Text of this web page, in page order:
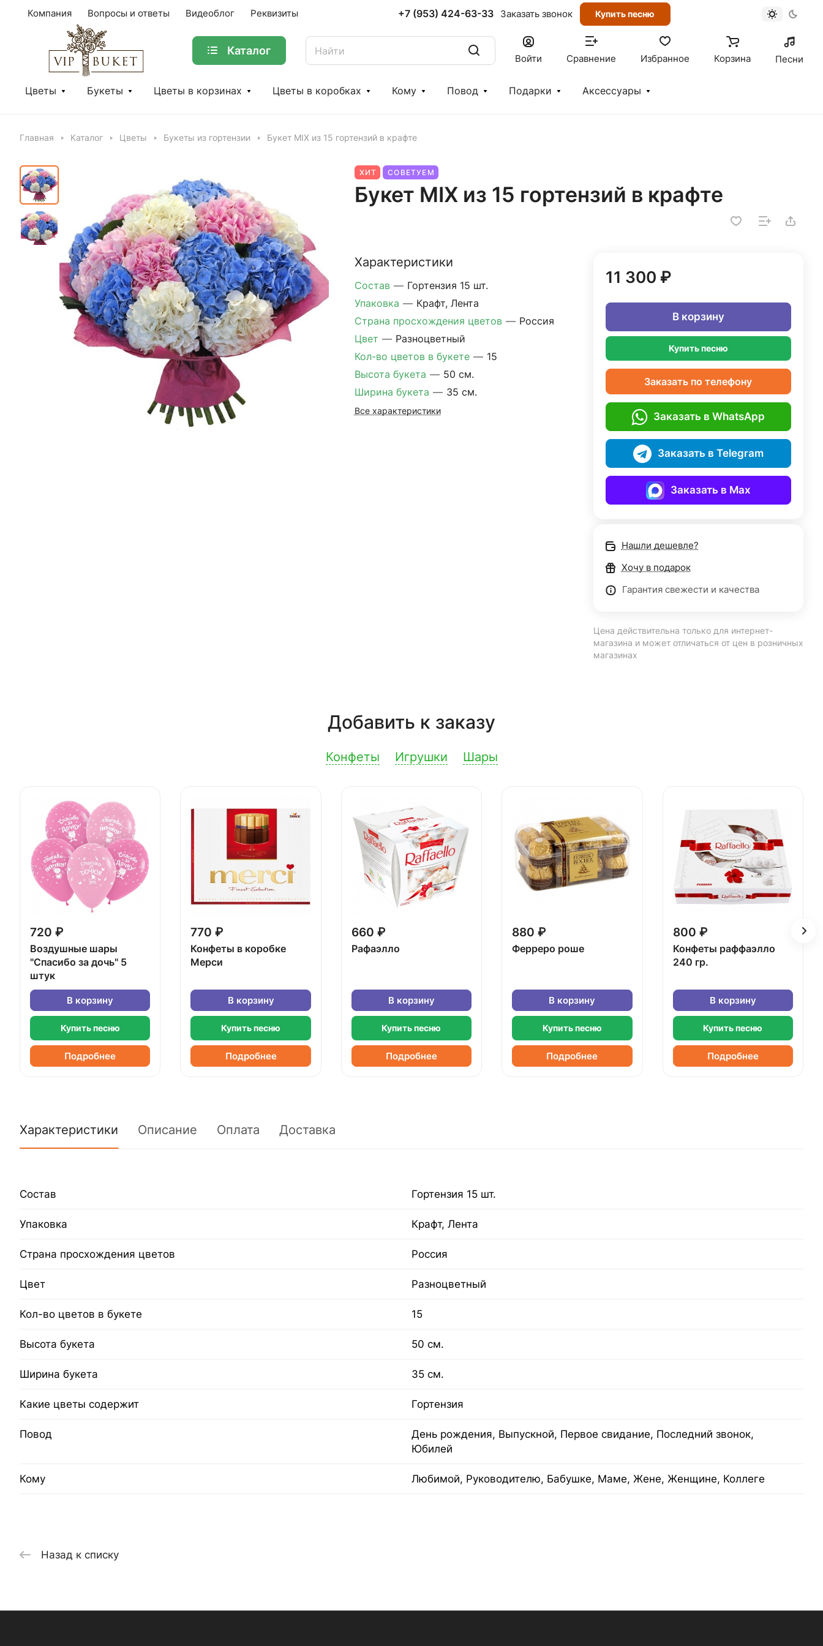
Компания Вопросы и ответы Видеоблог Реквизиты +7 (953) 424-63-33 Заказать звонок Купить песню
Каталог
Войти Сравнение Избранное Корзина Песни
Цветы Букеты Цветы в корзинах Цветы в коробках Кому Повод Подарки Аксессуары
Главная Каталог Цветы Букеты из гортензии Букет MIX из 15 гортензий в крафте
ХИТ СОВЕТУЕМ
Букет MIX из 15 гортензий в крафте
Характеристики
Состав — Гортензия 15 шт.
Упаковка — Крафт, Лента
Страна просхождения цветов — Россия
Цвет — Разноцветный
Кол-во цветов в букете — 15
Высота букета — 50 см.
Ширина букета — 35 см.
Все характеристики
11 300 ₽
В корзину
Купить песню
Заказать по телефону
Заказать в WhatsApp
Заказать в Telegram
Заказать в Max
Нашли дешевле?
Хочу в подарок
Гарантия свежести и качества
Цена действительна только для интернет-
магазина и может отличаться от цен в розничных
магазинах
Добавить к заказу
Конфеты Игрушки Шары
720 ₽
Воздушные шары
"Спасибо за дочь" 5
штук
В корзину
Купить песню
Подробнее
770 ₽
Конфеты в коробке
Мерси
В корзину
Купить песню
Подробнее
660 ₽
Рафаэлло
В корзину
Купить песню
Подробнее
880 ₽
Ферреро роше
В корзину
Купить песню
Подробнее
800 ₽
Конфеты раффаэлло
240 гр.
В корзину
Купить песню
Подробнее
Характеристики Описание Оплата Доставка
Состав Гортензия 15 шт.
Упаковка Крафт, Лента
Страна просхождения цветов Россия
Цвет Разноцветный
Кол-во цветов в букете 15
Высота букета 50 см.
Ширина букета 35 см.
Какие цветы содержит Гортензия
Повод
День рождения, Выпускной, Первое свидание, Последний звонок,
Юбилей
Кому Любимой, Руководителю, Бабушке, Маме, Жене, Женщине, Коллеге
Назад к списку